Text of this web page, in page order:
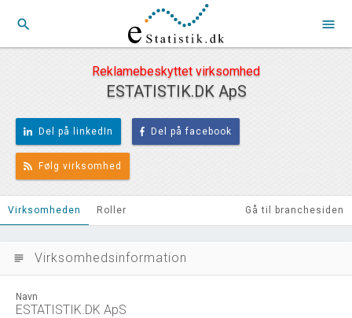
search menu
Reklamebeskyttet virksomhed
ESTATISTIK.DK ApS
Del på linkedIn Del på facebook
Følg virksomhed
Virksomheden Roller Gå til branchesiden
subject Virksomhedsinformation
Navn
ESTATISTIK.DK ApS